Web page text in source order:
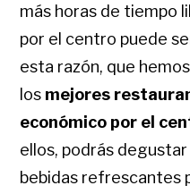
más horas de tiempo
por el centro puede
esta razón, que
los mejores
económico por el
ellos, podrás
bebidas refrescantes